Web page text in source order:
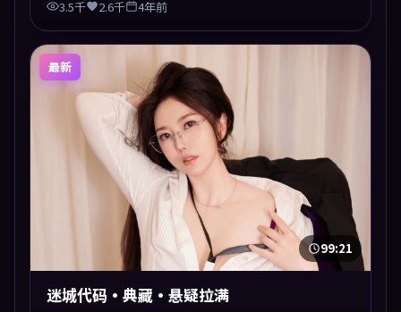
3.5千 2.6千 4年前
最新
99:21
迷城代码·典藏·悬疑拉满